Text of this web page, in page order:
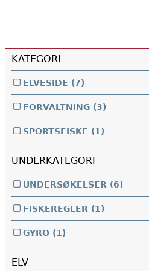
KATEGORI
ELVESIDE (7)
FORVALTNING (3)
SPORTSFISKE (1)
UNDERKATEGORI
UNDERSØKELSER (6)
FISKEREGLER (1)
GYRO (1)
ELV